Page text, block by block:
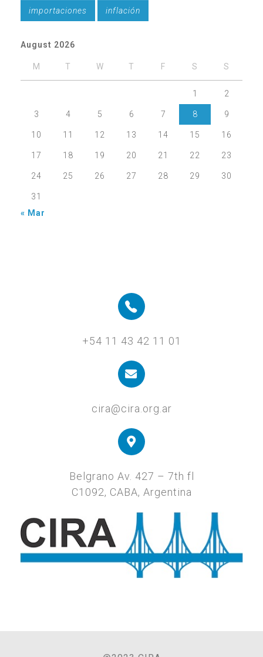
importaciones inflación
August 2026
M T W T F S S
1 2
3 4 5 6 7 8 9
10 11 12 13 14 15 16
17 18 19 20 21 22 23
24 25 26 27 28 29 30
31
« Mar
+54 11 43 42 11 01
cira@cira.org.ar
Belgrano Av. 427 – 7th fl
C1092, CABA, Argentina